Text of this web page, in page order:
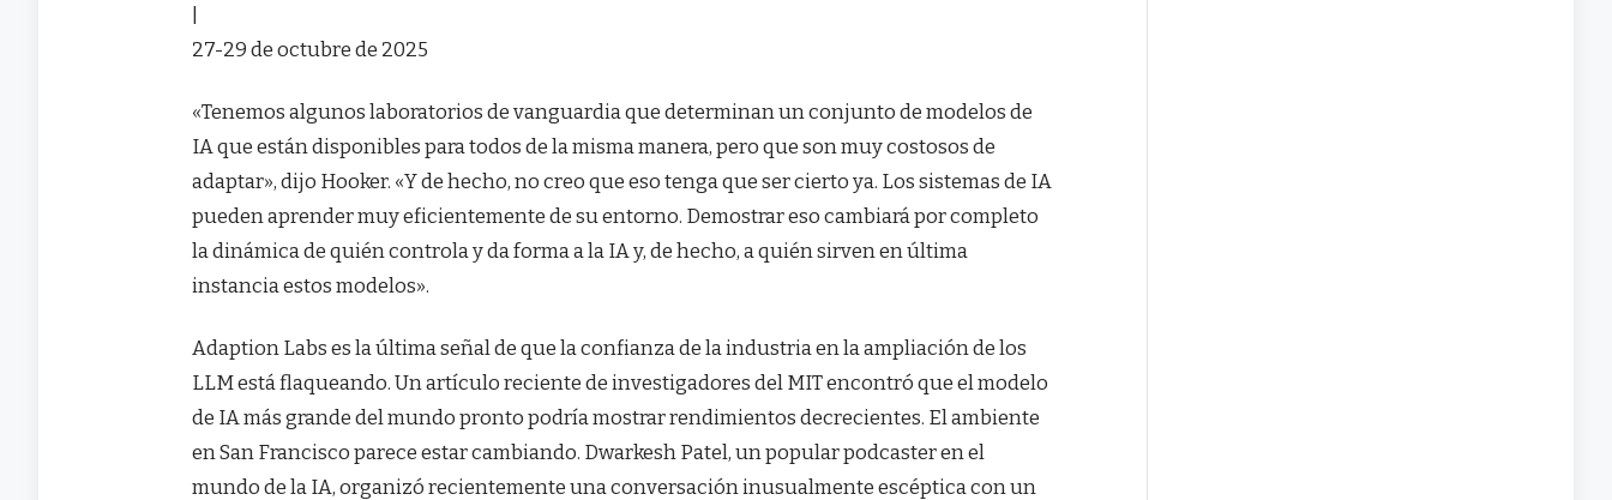
|
27-29 de octubre de 2025
«Tenemos algunos laboratorios de vanguardia que determinan un conjunto de modelos de
IA que están disponibles para todos de la misma manera, pero que son muy costosos de
adaptar», dijo Hooker. «Y de hecho, no creo que eso tenga que ser cierto ya. Los sistemas de IA
pueden aprender muy eficientemente de su entorno. Demostrar eso cambiará por completo
la dinámica de quién controla y da forma a la IA y, de hecho, a quién sirven en última
instancia estos modelos».
Adaption Labs es la última señal de que la confianza de la industria en la ampliación de los
LLM está flaqueando. Un artículo reciente de investigadores del MIT encontró que el modelo
de IA más grande del mundo pronto podría mostrar rendimientos decrecientes. El ambiente
en San Francisco parece estar cambiando. Dwarkesh Patel, un popular podcaster en el
mundo de la IA, organizó recientemente una conversación inusualmente escéptica con un